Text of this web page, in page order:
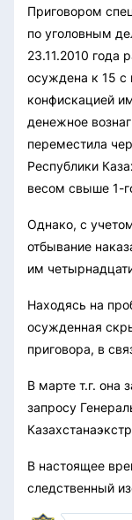
Приговором
по уголовным
23.11.2010 года
осуждена к 15 с
конфискацией
денежное
переместила
Республики
весом свыше 1-
Однако, с
отбывание
им
Находясь на
осужденная
приговора, в
В марте т.г. она
запросу
В настоящее
следственный